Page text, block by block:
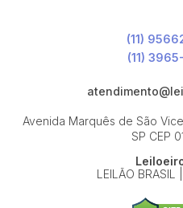
(11)
(11)
Avenida Marquês de São
SP CEP
LEILÃO BRASIL